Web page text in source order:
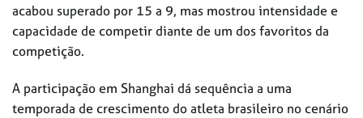
acabou superado por 15 a 9, mas mostrou intensidade e
capacidade de competir diante de um dos favoritos da
competição.
A participação em Shanghai dá sequência a uma
temporada de crescimento do atleta brasileiro no cenário